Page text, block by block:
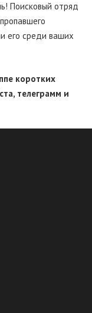
Поисковый отряд
его среди ваших
коротких
телеграмм и